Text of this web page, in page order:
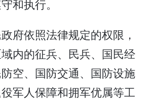
和执行。
府依照法律规定的权限，
内的征兵、民兵、国民经
空、国防交通、国防设施
军人保障和拥军优属等工